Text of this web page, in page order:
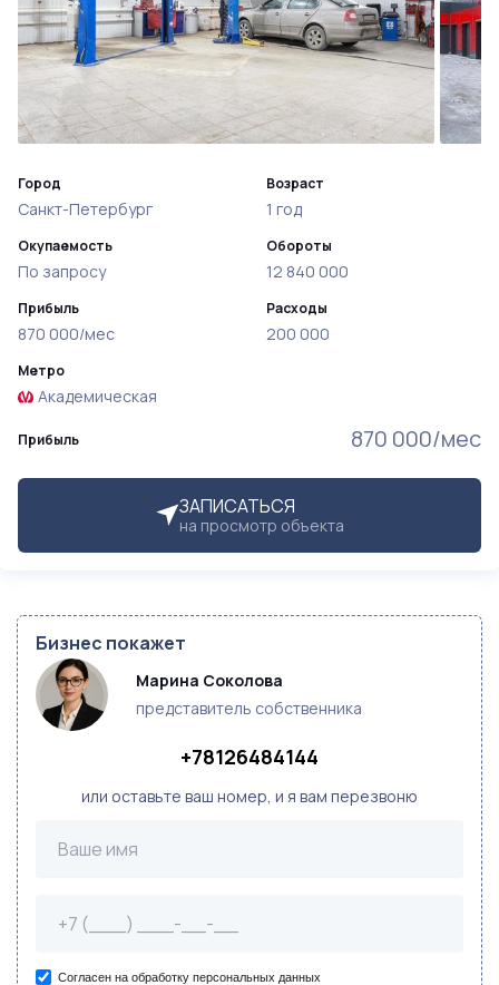
Прибыль 870 000/мес
ЗАПИСАТЬСЯ
на просмотр объекта
Город
Санкт-Петербург
Окупаемость
По запросу
Прибыль
870 000/мес
Возраст
1 год
Обороты
12 840 000
Расходы
200 000
Метро
Академическая
Бизнес покажет
Марина Соколова
представитель собственника
+78126484144
или оставьте ваш номер, и я вам перезвоню
Согласен на обработку персональных данных